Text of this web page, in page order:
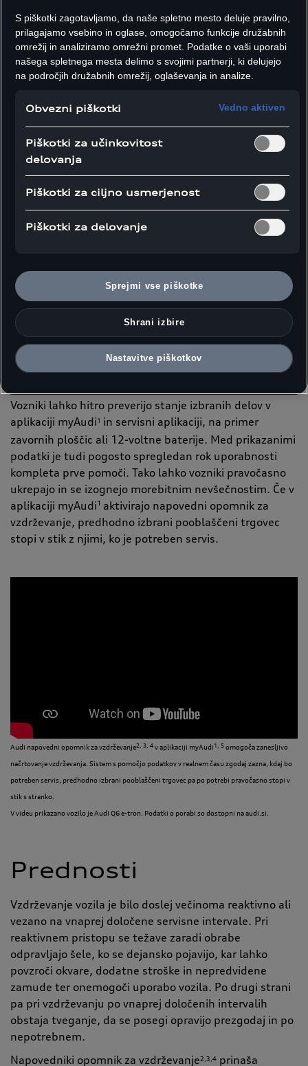
s pomočjo občutljive senzorske tehnologije in sprotne
analize podatkov zaznava obstoječe ali pričakovane
potrebe po vzdrževanju in popravilih. Senzorji med
vožnjo zbirajo podatke iz določenih delov, analitično
orodje pa jih primerja z optimalnimi vrednostmi
brezhibno delujočih komponent in na tej podlagi
predvidi potrebo po vzdrževanju. Cilj je določiti
Audi Q6 Sportback e-tron
Tehnologija
Vozniki lahko hitro preverijo stanje izbranih delov v
aplikaciji myAudi1 in servisni aplikaciji, na primer
zavornih ploščic ali 12-voltne baterije. Med prikazanimi
podatki je tudi pogosto spregledan rok uporabnosti
kompleta prve pomoči. Tako lahko vozniki pravočasno
ukrepajo in se izognejo morebitnim nevšečnostim. Če v
aplikaciji myAudi1 aktivirajo napovedni opomnik za
vzdrževanje, predhodno izbrani pooblaščeni trgovec
stopi v stik z njimi, ko je potreben servis.
Audi napovedni opomnik za vzdrževanje2, 3, 4 v aplikaciji myAudi 1, 5 omogoča zanesljivo
načrtovanje vzdrževanja. Sistem s pomočjo podatkov v realnem času zgodaj zazna, kdaj bo
potreben servis, predhodno izbrani pooblaščeni trgovec pa po potrebi pravočasno stopi v
stik s stranko.
V videu prikazano vozilo je Audi Q6 e-tron. Podatki o porabi so dostopni na audi.si.
Prednosti
Vzdrževanje vozila je bilo doslej večinoma reaktivno ali
vezano na vnaprej določene servisne intervale. Pri
reaktivnem pristopu se težave zaradi obrabe
odpravljajo šele, ko se dejansko pojavijo, kar lahko
povzroči okvare, dodatne stroške in nepredvidene
zamude ter onemogoči uporabo vozila. Po drugi strani
pa pri vzdrževanju po vnaprej določenih intervalih
obstaja tveganje, da se posegi opravijo prezgodaj in po
nepotrebnem.
Napovedniki opomnik za vzdrževanje2,3,4 prinaša
S piškotki zagotavljamo, da naše spletno mesto deluje pravilno,
prilagajamo vsebino in oglase, omogočamo funkcije družabnih
omrežij in analiziramo omrežni promet. Podatke o vaši uporabi
našega spletnega mesta delimo s svojimi partnerji, ki delujejo
na področjih družabnih omrežij, oglaševanja in analize.
Obvezni piškotki Vedno aktiven
Piškotki za učinkovitost
delovanja
Piškotki za ciljno usmerjenost
Piškotki za delovanje
Sprejmi vse piškotke
Shrani izbire
Nastavitve piškotkov